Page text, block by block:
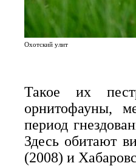
Охотский улит
Такое их
орнитофауны,
период
Здесь обитают
(2008) и